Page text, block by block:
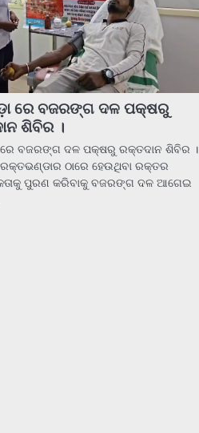
ରେ ବଜରଙ୍ଗ ଦଳ ପକ୍ଷରୁ
ଶିବିର ।
ରେ ବଜରଙ୍ଗ ଦଳ ପକ୍ଷରୁ ରକ୍ତଦାନ ଶିବିର ।
ରକ୍ତଭଣ୍ଡାର ଠାରେ ହେଉଥିବା ରକ୍ତର
ପୁରଣ କରିବାକୁ ବଜରଙ୍ଗ ଦଳ ଆଗେଇ